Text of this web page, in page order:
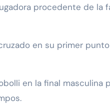
procedente de la
en su primer
en la final masculina